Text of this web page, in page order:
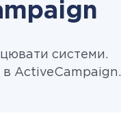
системи.
в ActiveCampaign.